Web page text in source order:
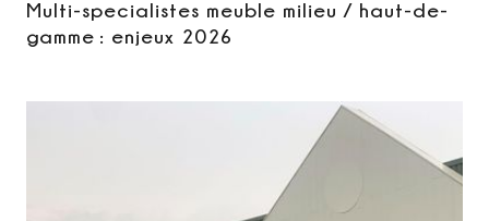
Multi-specialistes meuble milieu / haut-de-
gamme : enjeux 2026